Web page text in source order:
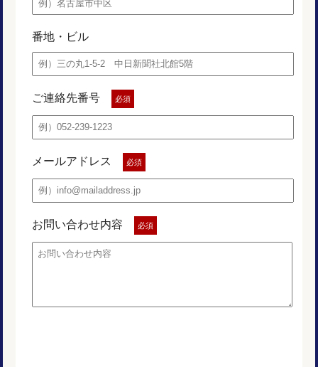
番地・ビル
ご連絡先番号 必須
メールアドレス 必須
お問い合わせ内容 必須